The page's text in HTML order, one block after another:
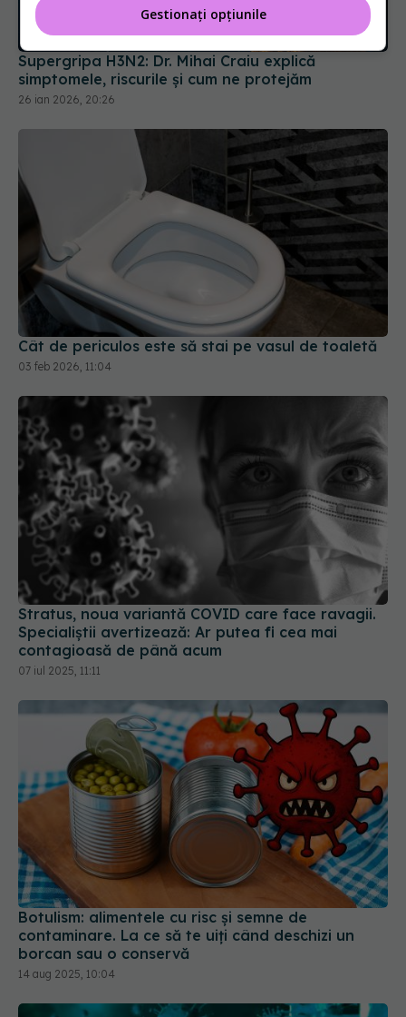
Supergripa H3N2: Dr. Mihai Craiu explică
simptomele, riscurile și cum ne protejăm
26 ian 2026, 20:26
Cât de periculos este să stai pe vasul de toaletă
03 feb 2026, 11:04
Stratus, noua variantă COVID care face ravagii.
Specialiștii avertizează: Ar putea fi cea mai
contagioasă de până acum
07 iul 2025, 11:11
Botulism: alimentele cu risc și semne de
contaminare. La ce să te uiți când deschizi un
borcan sau o conservă
14 aug 2025, 10:04
Gestionați opțiunile